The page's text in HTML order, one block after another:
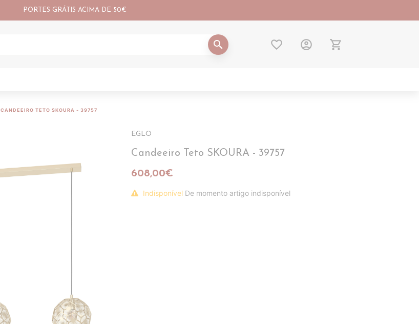
PORTES GRÁTIS ACIMA DE 50€
search favorite_border account_circle shopping_cart
CANDEEIRO TETO SKOURA - 39757
EGLO
Candeeiro Teto SKOURA - 39757
608,00€
Indisponível De momento artigo indisponível